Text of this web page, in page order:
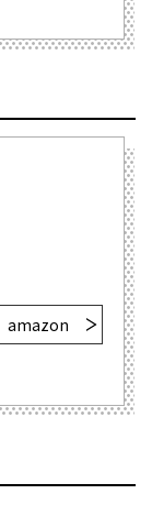
amazon